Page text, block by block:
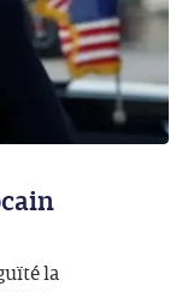
la